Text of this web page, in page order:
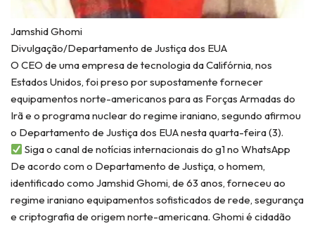
Jamshid Ghomi
Divulgação/Departamento de Justiça dos EUA
O CEO de uma empresa de tecnologia da Califórnia, nos
Estados Unidos, foi preso por supostamente fornecer
equipamentos norte-americanos para as Forças Armadas do
Irã e o programa nuclear do regime iraniano, segundo afirmou
o Departamento de Justiça dos EUA nesta quarta-feira (3).
Siga o canal de notícias internacionais do g1 no WhatsApp
De acordo com o Departamento de Justiça, o homem,
identificado como Jamshid Ghomi, de 63 anos, forneceu ao
regime iraniano equipamentos sofisticados de rede, segurança
e criptografia de origem norte-americana. Ghomi é cidadão